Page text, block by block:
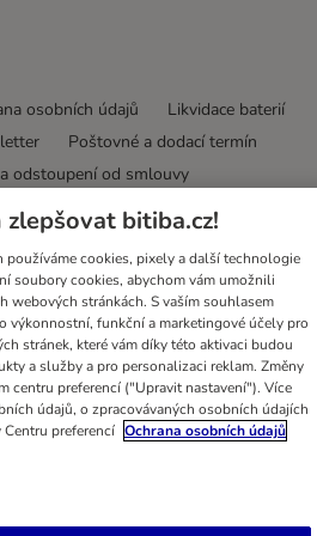
osobních údajů
Likvidace baterií
Poštovné a dodací termín
odstoupení od smlouvy
o přístupnosti bitiba.cz!
používáme cookies, pixely a další technologie
soubory cookies, abychom vám umožnili
webových stránkách. S vaším souhlasem
výkonnostní, funkční a marketingové účely pro
stránek, které vám díky této aktivaci budou
a služby a pro personalizaci reklam. Změny
centru preferencí ("Upravit nastavení"). Více
údajů, o zpracovávaných osobních údajích
preferencí Ochrana osobních údajů